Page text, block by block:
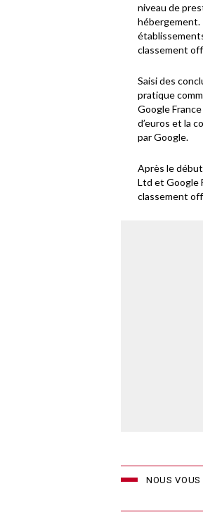
niveau de
hébergement.
classement
Saisi des
pratique
Google
d’euros et la
par Google.
Après le
Ltd et Google
classement
NOUS